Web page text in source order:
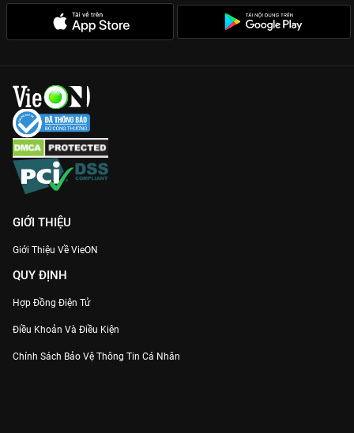
GIỚI THIỆU
Giới Thiệu Về VieON
QUY ĐỊNH
Hợp Đồng Điện Tử
Điều Khoản Và Điều Kiện
Chính Sách Bảo Vệ Thông Tin Cá Nhân